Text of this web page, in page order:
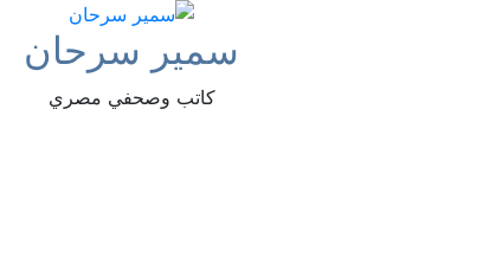
سمير سرحان
كاتب وصحفي مصري